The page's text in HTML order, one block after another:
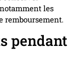
les
remboursement.
pendant